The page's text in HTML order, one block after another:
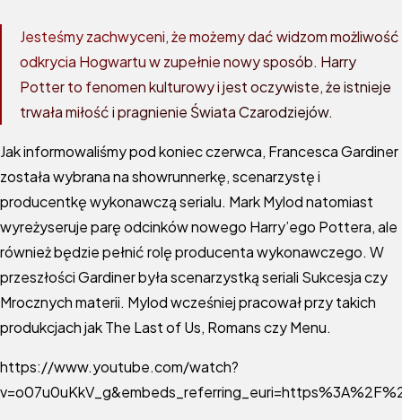
Jesteśmy zachwyceni, że możemy dać widzom możliwość
odkrycia Hogwartu w zupełnie nowy sposób. Harry
Potter to fenomen kulturowy i jest oczywiste, że istnieje
trwała miłość i pragnienie Świata Czarodziejów.
Jak informowaliśmy pod koniec czerwca, Francesca Gardiner
została wybrana na showrunnerkę, scenarzystę i
producentkę wykonawczą serialu. Mark Mylod natomiast
wyreżyseruje parę odcinków nowego Harry’ego Pottera, ale
również będzie pełnić rolę producenta wykonawczego. W
przeszłości Gardiner była scenarzystką seriali Sukcesja czy
Mrocznych materii. Mylod wcześniej pracował przy takich
produkcjach jak The Last of Us, Romans czy Menu.
https://www.youtube.com/watch?